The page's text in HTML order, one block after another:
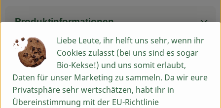
Produktinformationen
Herkunft
Hersteller: Hausenhof
Liebe Leute, ihr helft uns sehr, wenn ihr
Cookies zulasst (bei uns sind es sogar
Bio-Kekse!) und uns somit erlaubt,
Daten für unser Marketing zu sammeln. Da wir eure
Privatsphäre sehr wertschätzen, habt ihr in
Übereinstimmung mit der EU-Richtlinie